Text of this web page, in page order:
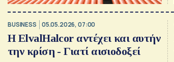
BUSINESS 05.05.2026, 07:00
Η ElvalHalcor αντέχει και αυτήν
την κρίση - Γιατί αισιοδοξεί